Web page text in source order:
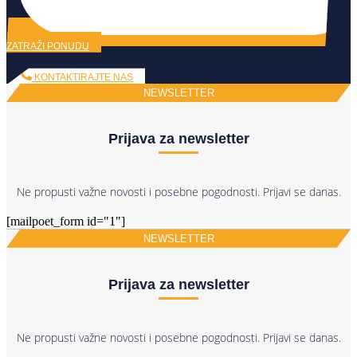
ZATRAŽI PONUDU
KONTAKTIRAJTE NAS
NEWSLETTER
Prijava za newsletter
Ne propusti važne novosti i posebne pogodnosti. Prijavi se danas.
[mailpoet_form id="1"]
NEWSLETTER
Prijava za newsletter
Ne propusti važne novosti i posebne pogodnosti. Prijavi se danas.